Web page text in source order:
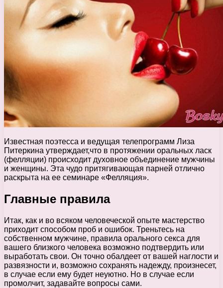
Известная поэтесса и ведущая телепрограмм Лиза
Питеркина утверждает,что в протяжении оральных ласк
(фелляции) происходит духовное объединение мужчины
и женщины. Эта чудо притягивающая парней отлично
раскрыта на ее семинаре «Фелляция».
Главные правила
Итак, как и во всяком человеческой опыте мастерство
приходит способом проб и ошибок. Треньтесь на
собственном мужчине, правила орального секса для
вашего близкого человека возможно подтвердить или
выработать свои. Он точно обалдеет от вашей наглости и
развязности и, возможно сохранять надежду, произнесет,
в случае если ему будет неуютно. Но в случае если
промолчит, задавайте вопросы сами.